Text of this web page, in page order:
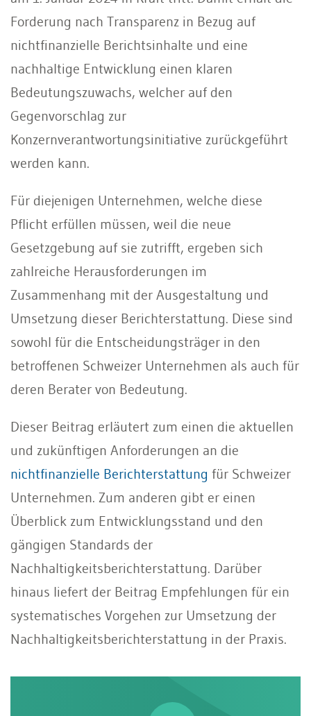
Forderung nach Transparenz in Bezug auf
nichtfinanzielle Berichtsinhalte und eine
nachhaltige Entwicklung einen klaren
Bedeutungszuwachs, welcher auf den
Gegenvorschlag zur
Konzernverantwortungsinitiative zurückgeführt
werden kann.
Für diejenigen Unternehmen, welche diese
Pflicht erfüllen müssen, weil die neue
Gesetzgebung auf sie zutrifft, ergeben sich
zahlreiche Herausforderungen im
Zusammenhang mit der Ausgestaltung und
Umsetzung dieser Berichterstattung. Diese sind
sowohl für die Entscheidungsträger in den
betroffenen Schweizer Unternehmen als auch für
deren Berater von Bedeutung.
Dieser Beitrag erläutert zum einen die aktuellen
und zukünftigen Anforderungen an die
nichtfinanzielle Berichterstattung für Schweizer
Unternehmen. Zum anderen gibt er einen
Überblick zum Entwicklungsstand und den
gängigen Standards der
Nachhaltigkeitsberichterstattung. Darüber
hinaus liefert der Beitrag Empfehlungen für ein
systematisches Vorgehen zur Umsetzung der
Nachhaltigkeitsberichterstattung in der Praxis.